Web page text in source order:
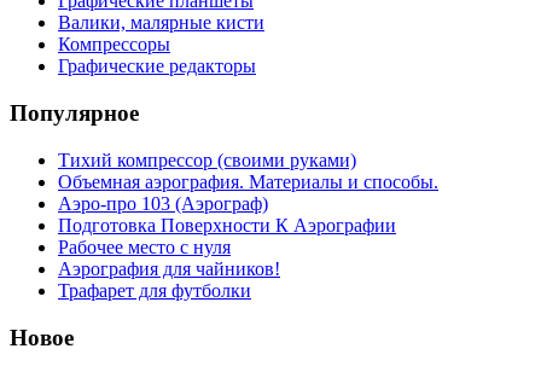
Валики, малярные кисти
Компрессоры
Графические редакторы
Популярное
Тихий компрессор (своими руками)
Объемная аэрография. Материалы и способы.
Аэро-про 103 (Аэрограф)
Подготовка Поверхности К Аэрографии
Рабочее место с нуля
Аэрография для чайников!
Трафарет для футболки
Новое